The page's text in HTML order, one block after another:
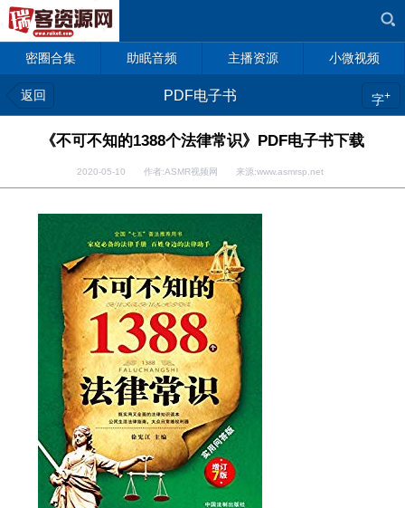
密圈合集 助眠音频 主播资源 小微视频
返回 PDF电子书 字+
《不可不知的1388个法律常识》PDF电子书下载
2020-05-10 作者:ASMR视频网 来源:www.asmrsp.net